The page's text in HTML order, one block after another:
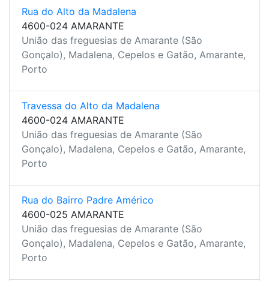
Rua do Alto da Madalena
4600-024 AMARANTE
União das freguesias de Amarante (São
Gonçalo), Madalena, Cepelos e Gatão, Amarante,
Porto
Travessa do Alto da Madalena
4600-024 AMARANTE
União das freguesias de Amarante (São
Gonçalo), Madalena, Cepelos e Gatão, Amarante,
Porto
Rua do Bairro Padre Américo
4600-025 AMARANTE
União das freguesias de Amarante (São
Gonçalo), Madalena, Cepelos e Gatão, Amarante,
Porto